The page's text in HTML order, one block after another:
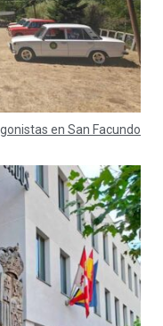
en San Facundo